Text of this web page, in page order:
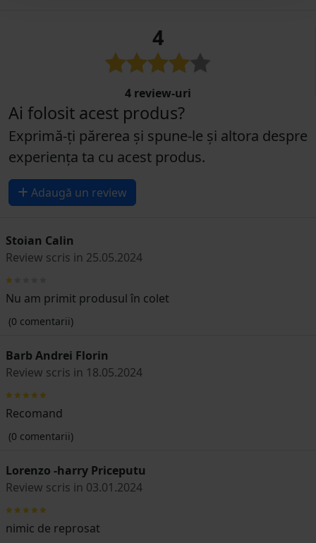
4
4 review-uri
Ai folosit acest produs?
Exprimă-ți părerea și spune-le și altora despre
experiența ta cu acest produs.
Adaugă un review
Stoian Calin
Review scris in 25.05.2024
Nu am primit produsul în colet
(0 comentarii)
Barb Andrei Florin
Review scris in 18.05.2024
Recomand
(0 comentarii)
Lorenzo -harry Priceputu
Review scris in 03.01.2024
nimic de reprosat